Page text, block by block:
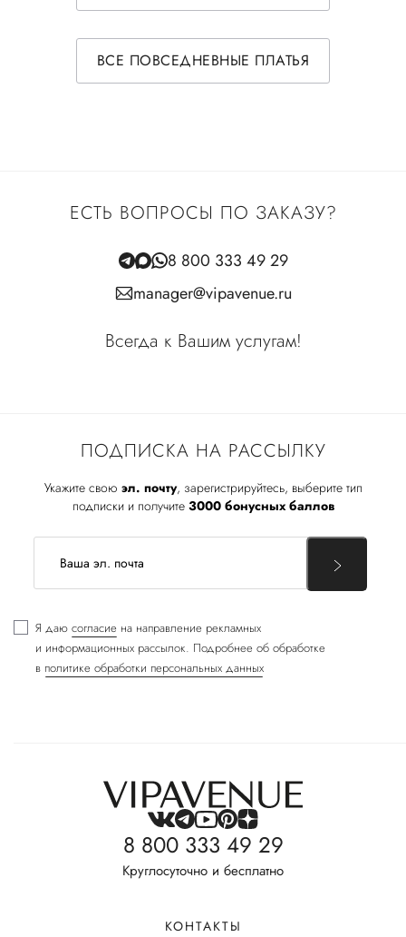
ВСЕ ПОВСЕДНЕВНЫЕ ПЛАТЬЯ
ПОДПИСКА НА РАССЫЛКУ
Укажите свою эл. почту, зарегистрируйтесь, выберите тип
подписки и получите 3000 бонусных баллов
Я даю согласие на направление рекламных
и информационных рассылок. Подробнее об обработке
в политике обработки персональных данных
ЕСТЬ ВОПРОСЫ ПО ЗАКАЗУ?
8 800 333 49 29
manager@vipavenue.ru
Всегда к Вашим услугам!
8 800 333 49 29
Круглосуточно и бесплатно
КОНТАКТЫ